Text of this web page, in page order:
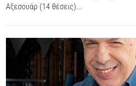
Αξεσουάρ (14 θέσεις)...